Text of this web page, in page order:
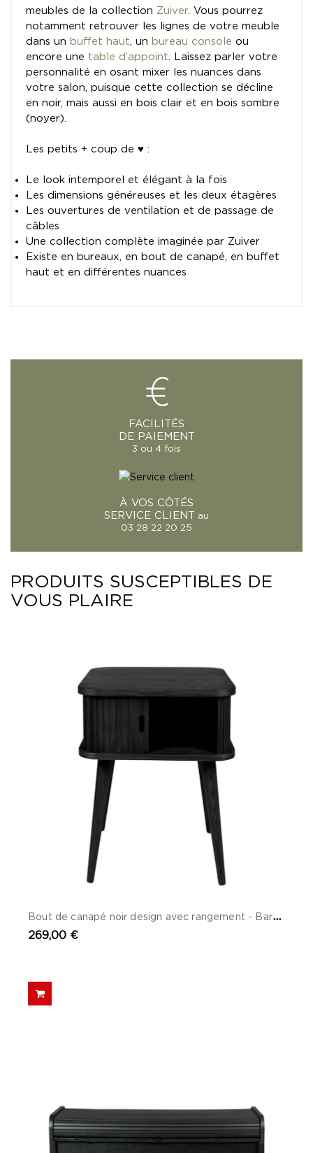
meubles de la collection Zuiver. Vous pourrez
notamment retrouver les lignes de votre meuble
dans un buffet haut, un bureau console ou
encore une table d’appoint. Laissez parler votre
personnalité en osant mixer les nuances dans
votre salon, puisque cette collection se décline
en noir, mais aussi en bois clair et en bois sombre
(noyer).
Les petits + coup de ♥ :
Le look intemporel et élégant à la fois
Les dimensions généreuses et les deux étagères
Les ouvertures de ventilation et de passage de
câbles
Une collection complète imaginée par Zuiver
Existe en bureaux, en bout de canapé, en buffet
haut et en différentes nuances
FACILITÉS
DE PAIEMENT
3 ou 4 fois
À VOS CÔTÉS
SERVICE CLIENT au
03 28 22 20 25
PRODUITS SUSCEPTIBLES DE
VOUS PLAIRE
B
out de canapé noir design avec rangement - Barbier
269,00 €